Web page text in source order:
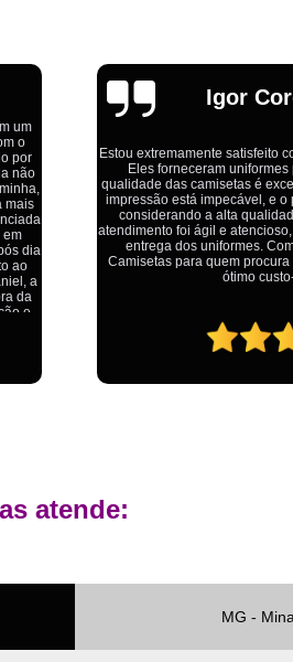
Atacado
Fábrica
a
a
o
até a
4M
e um
Emília
Ótimo atendimento,todos
colocam o cliente em
problemas,isso é fato, mas
calma e de forma que
atende:
MG -